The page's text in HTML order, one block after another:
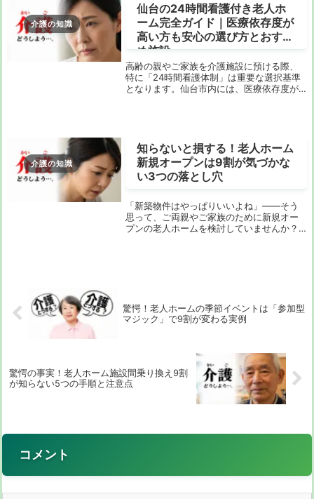
介護の知識
仙台の24時間看護付き老人ホ
ーム完全ガイド｜医療依存度が
高い方も安心の選び方とおすす
め施設
高齢の親やご家族を介護施設に預ける際、
特に「24時間看護体制」は重要な選択基準
となります。仙台市内には、医療依存度が
介護の知識
知らないと損する！老人ホーム
新規オープンは9割が気づかな
い3つの落とし穴
「新築物件はやっぱりいいよね」――そう
思って、ご両親やご家族のために新規オー
プンの老人ホームを検討していませんか？
驚愕！老人ホームの季節イベントは「参加型
マジック」で9割が変わる実例
驚愕の事実！老人ホーム施設間乗り換え9割
が知らない5つの手順と注意点
コメント